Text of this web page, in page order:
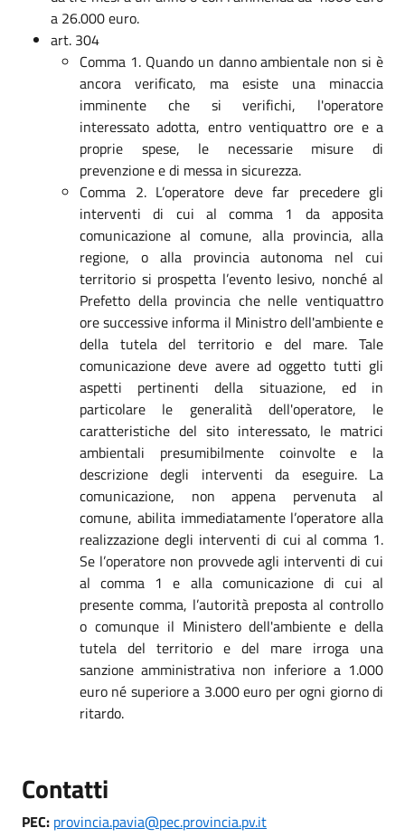
a 26.000 euro.
art. 304
Comma 1. Quando un danno ambientale non si è
ancora verificato, ma esiste una minaccia
imminente che si verifichi, l'operatore
interessato adotta, entro ventiquattro ore e a
proprie spese, le necessarie misure di
prevenzione e di messa in sicurezza.
Comma 2. L’operatore deve far precedere gli
interventi di cui al comma 1 da apposita
comunicazione al comune, alla provincia, alla
regione, o alla provincia autonoma nel cui
territorio si prospetta l’evento lesivo, nonché al
Prefetto della provincia che nelle ventiquattro
ore successive informa il Ministro dell'ambiente e
della tutela del territorio e del mare. Tale
comunicazione deve avere ad oggetto tutti gli
aspetti pertinenti della situazione, ed in
particolare le generalità dell'operatore, le
caratteristiche del sito interessato, le matrici
ambientali presumibilmente coinvolte e la
descrizione degli interventi da eseguire. La
comunicazione, non appena pervenuta al
comune, abilita immediatamente l’operatore alla
realizzazione degli interventi di cui al comma 1.
Se l’operatore non provvede agli interventi di cui
al comma 1 e alla comunicazione di cui al
presente comma, l’autorità preposta al controllo
o comunque il Ministero dell'ambiente e della
tutela del territorio e del mare irroga una
sanzione amministrativa non inferiore a 1.000
euro né superiore a 3.000 euro per ogni giorno di
ritardo.
Contatti
PEC: provincia.pavia@pec.provincia.pv.it